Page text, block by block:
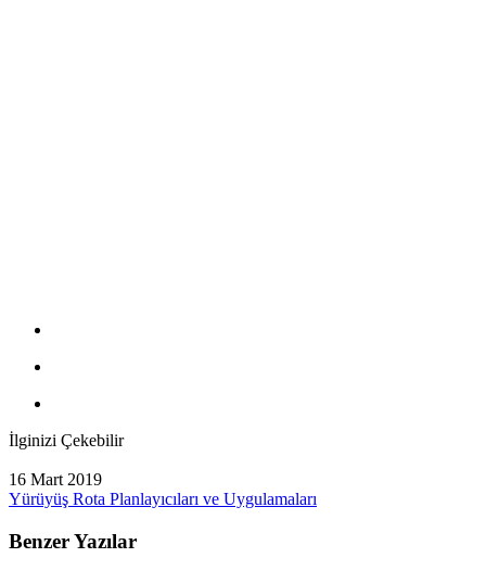
İlginizi Çekebilir
16 Mart 2019
Yürüyüş Rota Planlayıcıları ve Uygulamaları
Benzer Yazılar